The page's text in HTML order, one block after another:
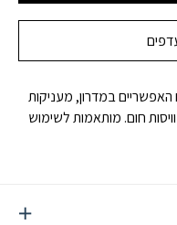
במדרון, מעניקות
חום. מותאמות לשימוש